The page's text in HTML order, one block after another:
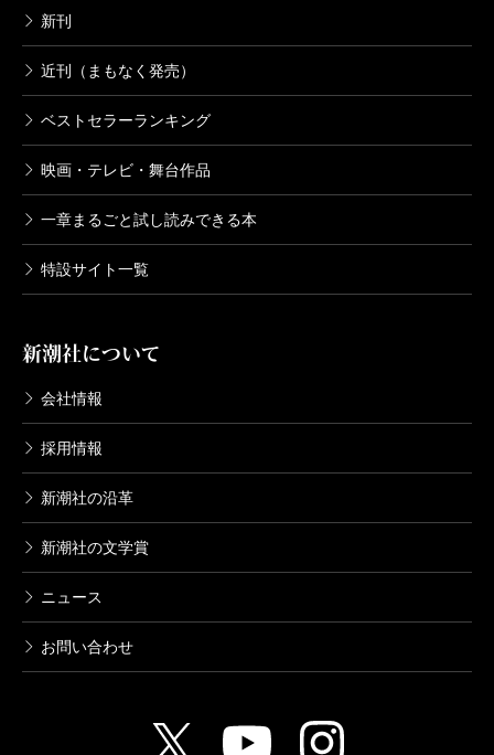
新刊
近刊（まもなく発売）
ベストセラーランキング
映画・テレビ・舞台作品
一章まるごと試し読みできる本
特設サイト一覧
新潮社について
会社情報
採用情報
新潮社の沿革
新潮社の文学賞
ニュース
お問い合わせ